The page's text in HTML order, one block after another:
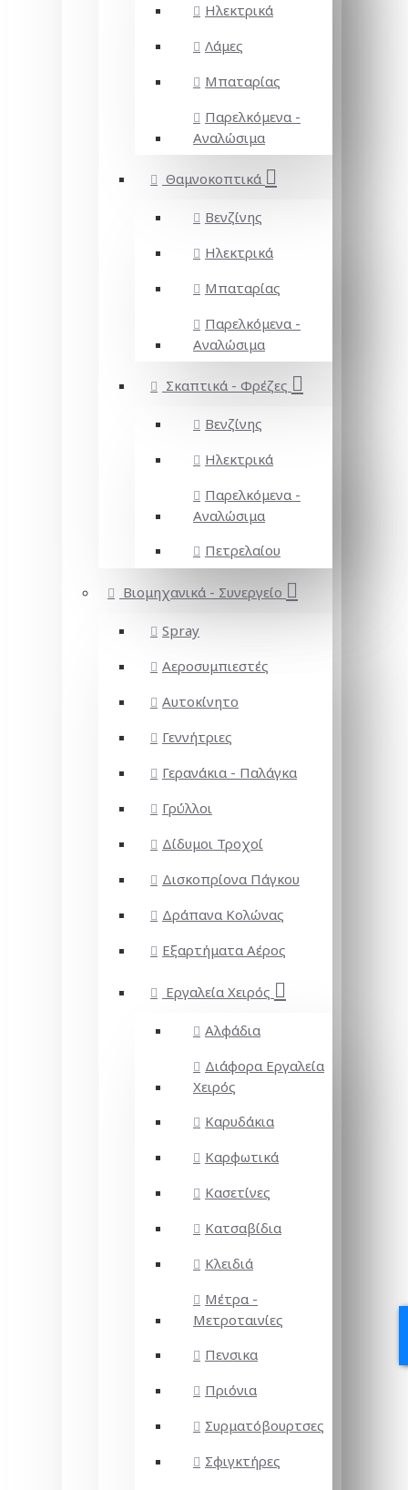
Ηλεκτρικά
Λάμες
Μπαταρίας
Παρελκόμενα -
Αναλώσιμα
Θαμνοκοπτικά
Βενζίνης
Ηλεκτρικά
Μπαταρίας
Παρελκόμενα -
Αναλώσιμα
Σκαπτικά - Φρέζες
Βενζίνης
Ηλεκτρικά
Παρελκόμενα -
Αναλώσιμα
Πετρελαίου
Βιομηχανικά - Συνεργείο
Spray
Αεροσυμπιεστές
Αυτοκίνητο
Γεννήτριες
Γερανάκια - Παλάγκα
Γρύλλοι
Δίδυμοι Τροχοί
Δισκοπρίονα Πάγκου
Δράπανα Κολώνας
Εξαρτήματα Αέρος
Εργαλεία Χειρός
Αλφάδια
Διάφορα Εργαλεία
Χειρός
Καρυδάκια
Καρφωτικά
Κασετίνες
Κατσαβίδια
Κλειδιά
Μέτρα -
Μετροταινίες
Πενσικα
Πριόνια
Συρματόβουρτσες
Σφιγκτήρες